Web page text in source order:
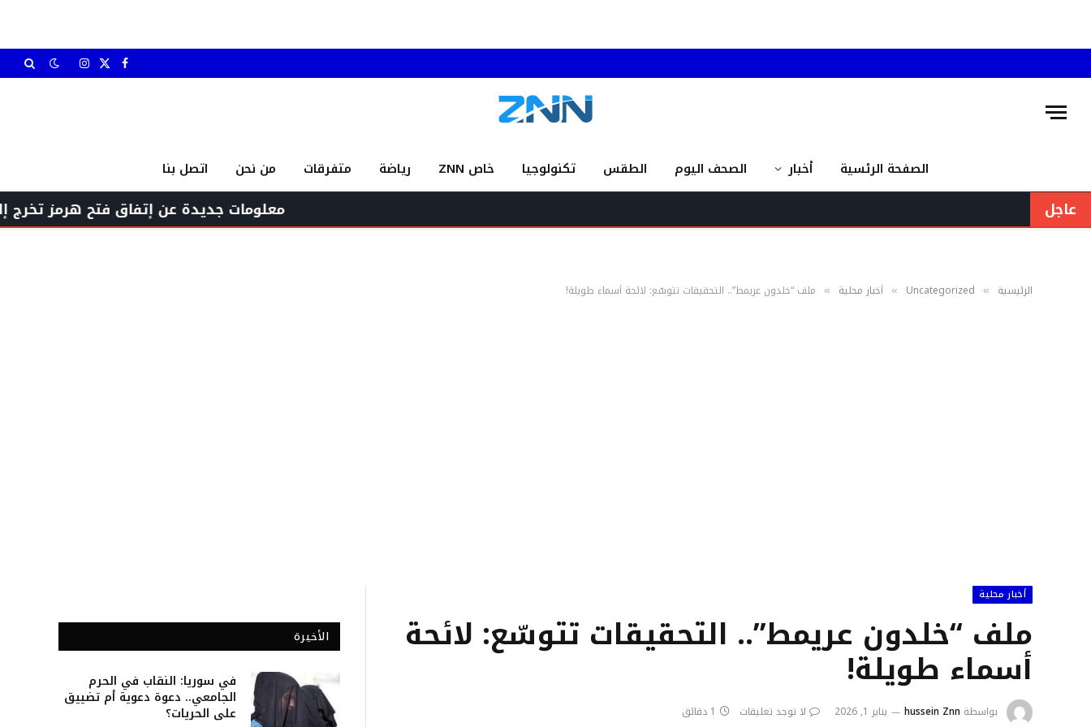
فيسبوك
X الانستغرام
الصفحة الرئسية أخبار الصحف اليوم الطقس تكنولوجيا خاص ZNN رياضة متفرقات من نحن اتصل بنا
عاجل معلومات جديدة عن إتفاق فتح هرمز تخرج إلى العلن..
الرئيسية »
Uncategorized
» أخبار محلية » ملف “خلدون عريمط”.. التحقيقات تتوسّع: لائحة أسماء طويلة!
أخبار محلية
ملف “خلدون عريمط”.. التحقيقات تتوسّع: لائحة
أسماء طويلة!
بواسطة hussein Znn يناير 1, 2026 لا توجد تعليقات 1 دقائق
الأخيرة
في سوريا: النقاب في الحرم
الجامعي.. دعوة دعوية أم تضييق
على الحريات؟